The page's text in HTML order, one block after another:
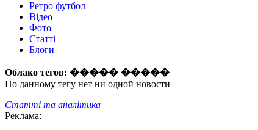
Ретро футбол
Відео
Фото
Статті
Блоги
Облако тегов: ����� �����
По данному тегу нет ни одной новости
Статті та аналітика
Реклама: